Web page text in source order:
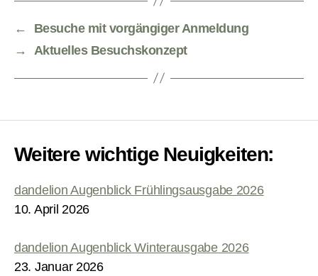
←
Besuche mit vorgängiger Anmeldung
→
Aktuelles Besuchskonzept
Weitere wichtige Neuigkeiten:
dandelion Augenblick Frühlingsausgabe 2026
10. April 2026
dandelion Augenblick Winterausgabe 2026
23. Januar 2026